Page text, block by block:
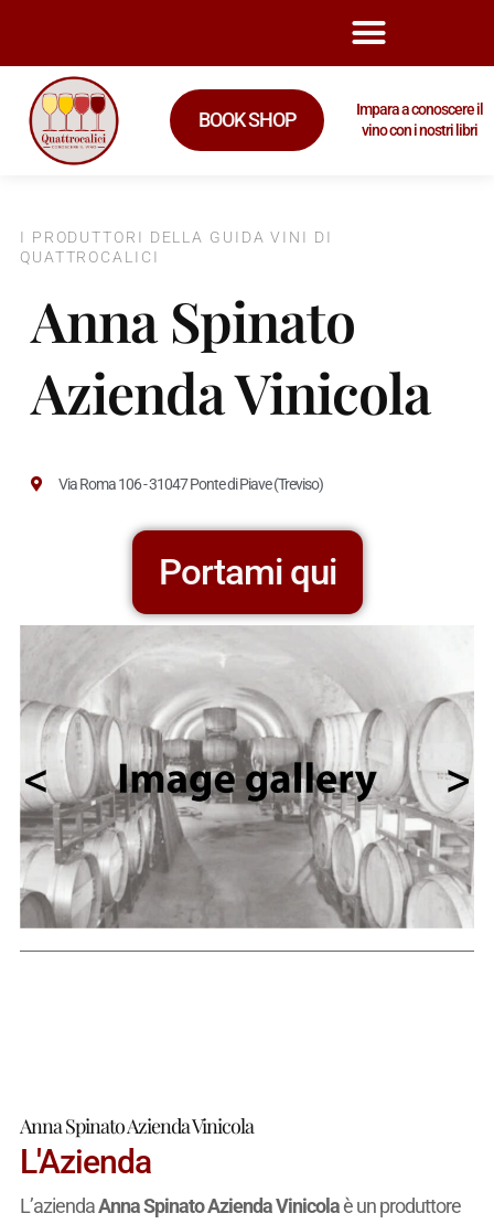
BOOK SHOP
Impara a conoscere il
vino con i nostri libri
I PRODUTTORI DELLA GUIDA VINI DI
QUATTROCALICI
Anna Spinato
Azienda Vinicola
Via Roma 106 - 31047 Ponte di Piave (Treviso)
Portami qui
Anna Spinato Azienda Vinicola
L'Azienda
L’aziendaAnna Spinato Azienda Vinicolaè un produttore